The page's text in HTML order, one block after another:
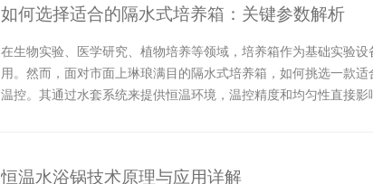
如何选择适合的隔水式培养箱：关键参数解析
在生物实验、医学研究、植物培养等领域，培养箱作为基础实验
用。然而，面对市面上琳琅满目的隔水式培养箱，如何挑选一款
温控。其通过水套系统来提供恒温环境，温控精度和均匀性直接
恒温水浴锅技术原理与应用详解